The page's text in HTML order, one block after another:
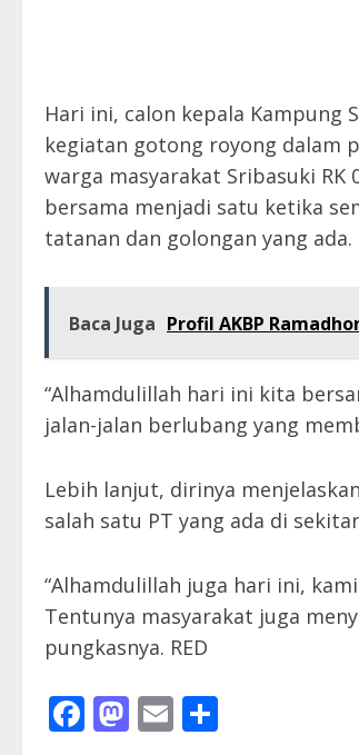
Hari ini, calon kepala Kampung
kegiatan gotong royong dalam
warga masyarakat Sribasuki
bersama menjadi satu ketika
tatanan dan golongan yang
Baca Juga Profil AKBP
“Alhamdulillah hari ini kita
jalan-jalan berlubang yang
Lebih lanjut, dirinya
salah satu PT yang ada di
“Alhamdulillah juga hari ini,
Tentunya masyarakat juga
pungkasnya. RED
Facebook
Mastodon
Email